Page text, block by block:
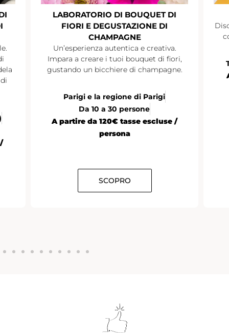
LABORATORIO DI BOUQUET DI
FIORI E DEGUSTAZIONE DI
CHAMPAGNE
Un’esperienza autentica e creativa.
Impara a creare i tuoi bouquet di fiori,
gustando un bicchiere di champagne.
Parigi e la regione di Parigi
Da 10 a 30 persone
A partire da 120€ tasse escluse /
persona
SCOPRO